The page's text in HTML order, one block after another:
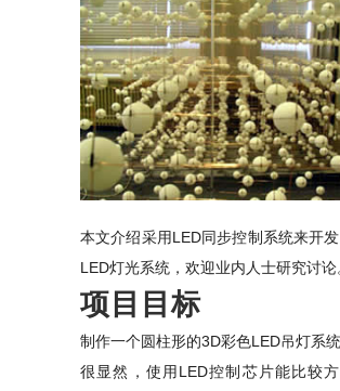
本文介绍采用LED同步控制系统来开
LED灯光系统，欢迎业内人士研究讨论
项目目标
制作一个圆柱形的3D彩色LED吊灯系统
很显然，使用LED控制芯片能比较